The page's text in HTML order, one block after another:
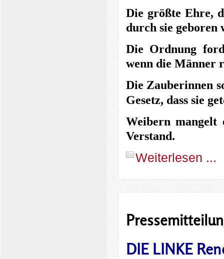
Die größte Ehre,
durch sie geboren
Die Ordnung
wenn die Männer
Die Zauberinnen
Gesetz, dass sie
Weibern mangelt
Verstand.
Weiterlesen ...
DIE LINKE